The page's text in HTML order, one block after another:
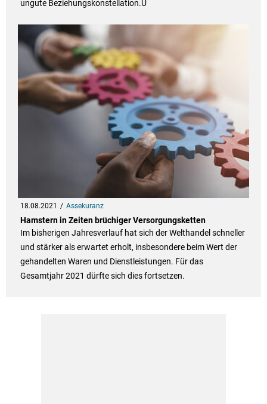
ungute Beziehungskonstellation.U
18.08.2021 Assekuranz
Hamstern in Zeiten brüchiger Versorgungsketten
Im bisherigen Jahresverlauf hat sich der Welthandel schneller
und stärker als erwartet erholt, insbesondere beim Wert der
gehandelten Waren und Dienstleistungen. Für das
Gesamtjahr 2021 dürfte sich dies fortsetzen.